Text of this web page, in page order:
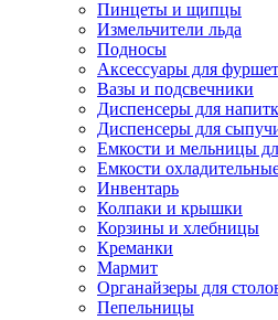
Пинцеты и щипцы
Измельчители льда
Подносы
Аксессуары для
Вазы и подсвечники
Диспенсеры для
Диспенсеры для
Емкости и мельницы
Емкости
Инвентарь
Колпаки и крышки
Корзины и хлебницы
Креманки
Мармит
Органайзеры для
Пепельницы